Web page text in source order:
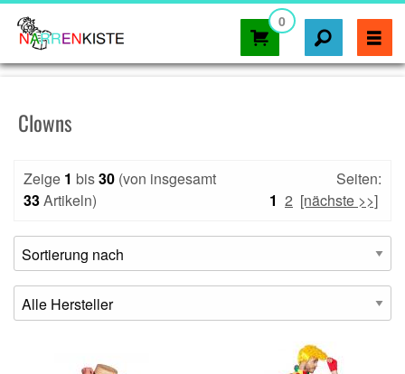
0
Clowns
Zeige 1 bis30 (von insgesamt
33Artikeln)
Seiten:
1 2 [nächste >>]